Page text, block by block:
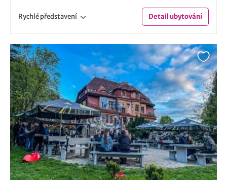
Rychlépředstavení Detailubytování